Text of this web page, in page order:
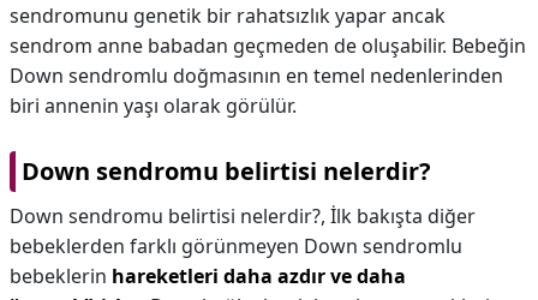
sendromunu genetik bir rahatsızlık yapar ancak
sendrom anne babadan geçmeden de oluşabilir. Bebeğin
Down sendromlu doğmasının en temel nedenlerinden
biri annenin yaşı olarak görülür.
Down sendromu belirtisi nelerdir?
Down sendromu belirtisi nelerdir?, İlk bakışta diğer
bebeklerden farklı görünmeyen Down sendromlu
bebeklerin hareketleri daha azdır ve daha